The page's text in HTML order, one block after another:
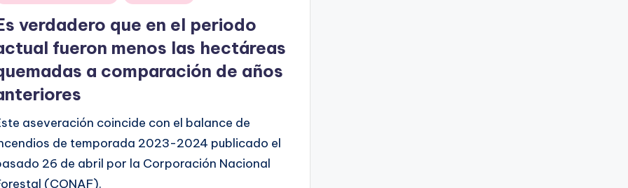
verdadero que en el periodo
fueron menos las hectáreas
a comparación de años
aseveración coincide con el balance de
de temporada 2023-2024 publicado el
26 de abril por la Corporación Nacional
(CONAF).